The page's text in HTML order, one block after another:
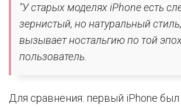
"У старых моделях iPhone есть
зернистый, но натуральный
вызывает ностальгию по той
пользователь.
Для сравнения: первый iPhone